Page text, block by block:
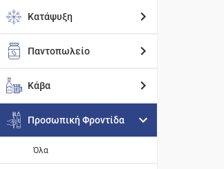
Κατάψυξη
Παντοπωλείο
Κάβα
Προσωπική Φροντίδα
Όλα